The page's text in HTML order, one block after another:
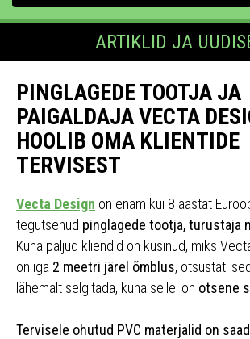
ARTIKLID JA
PINGLAGEDE TOOTJA JA
PAIGALDAJA VECTA
HOOLIB OMA KLIENTIDE
TERVISEST
Vecta Design on enam kui 8 aastat
tegutsenud pinglagede tootja, turustaja
Kuna paljud kliendid on küsinud, miks
on iga 2 meetri järel õmblus, otsustati
lähemalt selgitada, kuna sellel on otsene
Tervisele ohutud PVC materjalid on